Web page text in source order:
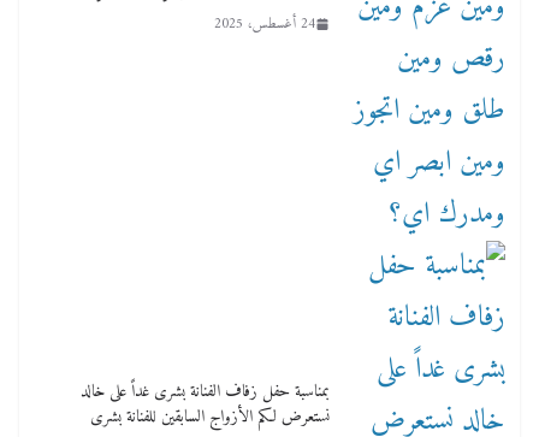
24 أغسطس، 2025
بمناسبة حفل زفاف الفنانة بشرى غداً على خالد
نستعرض لكم الأزواج السابقين للفنانة بشرى